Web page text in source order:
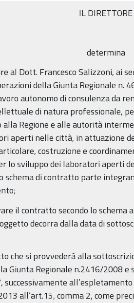
IL DIRETTORE
determina
al Dott. Francesco Salizzoni, ai
della Giunta Regionale n.
autonomo di consulenza da
di natura professionale,
alla Regione e alle autorità
aperti nelle città, in attuazione
costruzione e
lo sviluppo dei laboratori aperti
schema di contratto parte
il contratto secondo lo schema
decorra dalla data di
che si provvederà alla
Giunta Regionale n.2416/2008 e
successivamente
all’art.15, comma 2, come